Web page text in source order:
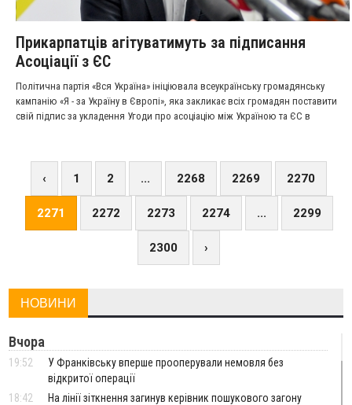
Прикарпатців агітуватимуть за підписання
Асоціації з ЄС
Політична партія «Вся Україна» ініціювала всеукраїнську громадянську
кампанію «Я - за Україну в Європі», яка закликає всіх громадян поставити
свій підпис за укладення Угоди про асоціацію між Україною та ЄС в
‹ 1 2 ... 2268 2269 2270
2271 2272 2273 2274 ... 2299
2300 ›
НОВИНИ
Вчора
19:52
У Франківську вперше прооперували немовля без
відкритої операції
18:42
На лінії зіткнення загинув керівник пошукового загону